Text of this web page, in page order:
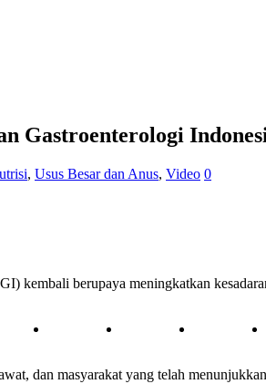
Gastroenterologi
, Usus Besar dan Anus, Video 0
kembali berupaya meningkatkan
dan masyarakat yang telah